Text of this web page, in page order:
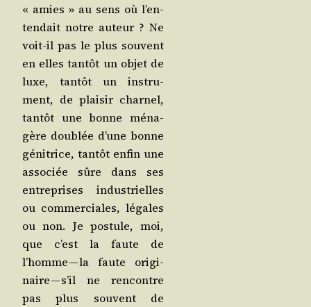
« amies » au sens où l’en­
ten­dait notre auteur ? Ne
voit-il pas le plus sou­vent
en elles tan­tôt un objet de
luxe, tan­tôt un ins­tru­
ment, de plai­sir char­nel,
tan­tôt une bonne ména­
gère dou­blée d’une bonne
géni­trice, tan­tôt enfin une
asso­ciée sûre dans ses
entre­prises indus­trielles
ou com­mer­ciales, légales
ou non. Je pos­tule, moi,
que c’est la faute de
l’homme — la faute ori­gi­
naire — s’il ne ren­contre
pas plus sou­vent de